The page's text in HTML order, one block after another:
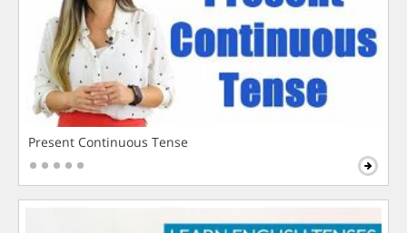
Present Continuous Tense